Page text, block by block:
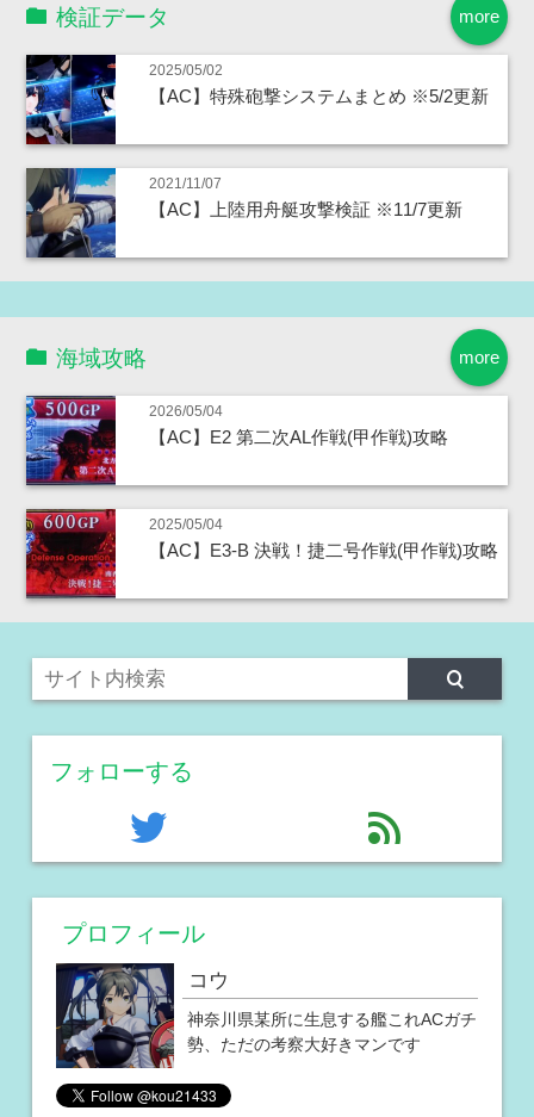
more
検証データ
2025/05/02
【AC】特殊砲撃システムまとめ ※5/2更新
2021/11/07
【AC】上陸用舟艇攻撃検証 ※11/7更新
more
海域攻略
2026/05/04
【AC】E2 第二次AL作戦(甲作戦)攻略
2025/05/04
【AC】E3-B 決戦！捷二号作戦(甲作戦)攻略
フォローする
twitter feed
プロフィール
コウ
神奈川県某所に生息する艦これACガチ
勢、ただの考察大好きマンです